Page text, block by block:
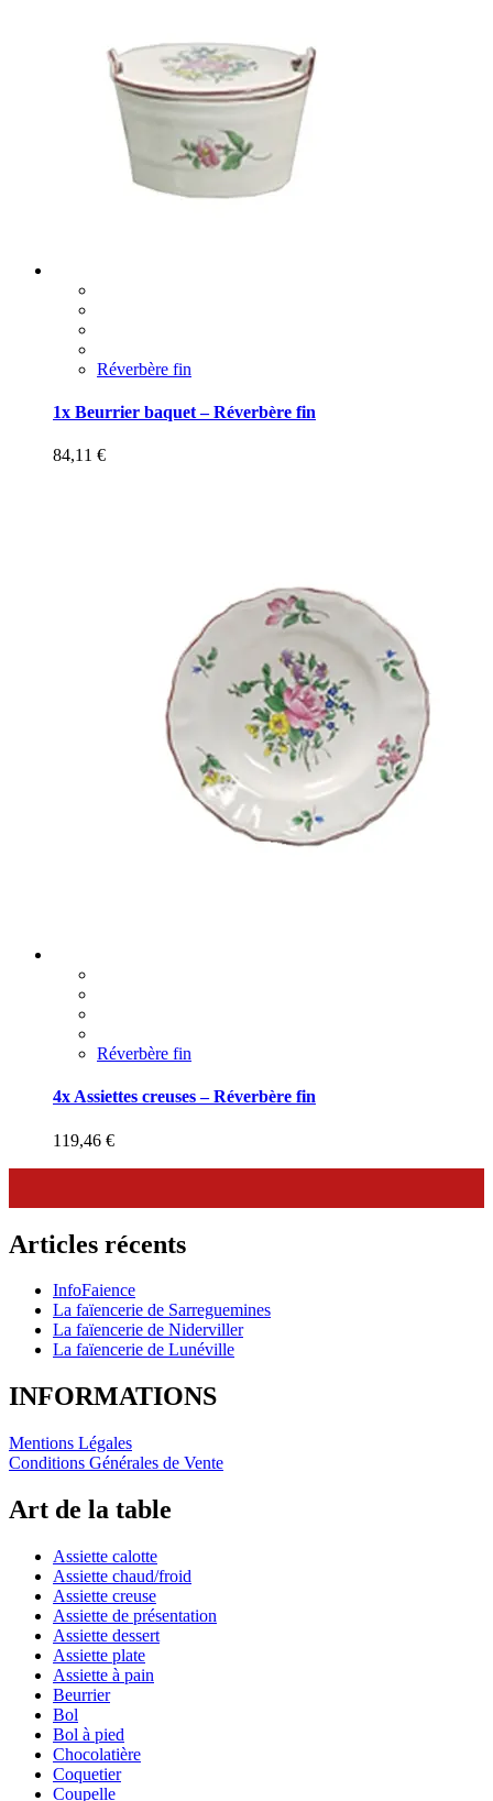
Réverbère fin
1x Beurrier baquet – Réverbère fin
84,11 €
Réverbère fin
4x Assiettes creuses – Réverbère fin
119,46 €
Articles récents
InfoFaience
La faïencerie de Sarreguemines
La faïencerie de Niderviller
La faïencerie de Lunéville
INFORMATIONS
Mentions Légales
Conditions Générales de Vente
Art de la table
Assiette calotte
Assiette chaud/froid
Assiette creuse
Assiette de présentation
Assiette dessert
Assiette plate
Assiette à pain
Beurrier
Bol
Bol à pied
Chocolatière
Coquetier
Coupelle